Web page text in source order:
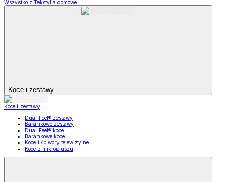
Wszystko z Tekstylia domowe
Koce i zestawy
Koce i zestawy
Dual Feel® zestawy
Barankowe zestawy
Dual Feel® koce
Barankowe koce
Koce i śpiwory telewizyjne
Koce z mikropluszu